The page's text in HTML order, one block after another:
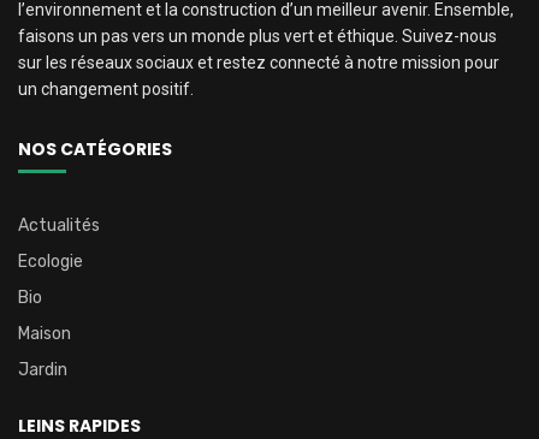
l’environnement et la construction d’un meilleur avenir. Ensemble,
faisons un pas vers un monde plus vert et éthique. Suivez-nous
sur les réseaux sociaux et restez connecté à notre mission pour
un changement positif.
NOS CATÉGORIES
Actualités
Ecologie
Bio
Maison
Jardin
LEINS RAPIDES